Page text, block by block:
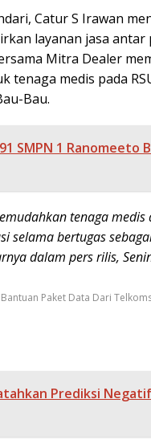
Catur S Irawan
layanan jasa
Mitra Dealer
tenaga medis pada
Bau.
SMPN 1 Ranomeeto
tenaga medis
selama bertugas
dalam pers rilis,
Paket Data Dari
Prediksi